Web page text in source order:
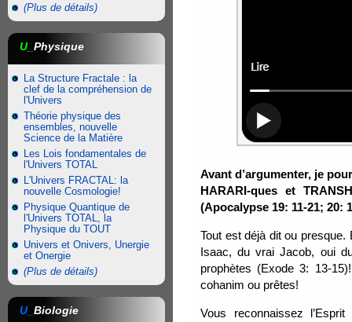
(Plus de détails)
U_ Physique
La Structure Fractale : la
clef de la compréhension de
l'Univers
Théorie physique des
ensembles, nouvelle
Science de la Matière
Les Lois fondamentales de
l'Univers TOTAL
L'Univers FRACTAL: la
nouvelle Cosmologie!
Physique Quantique de
l'Univers TOTAL, la
Physique du TOUT
Univers et Onivers, Unergie
et Onergie
(Plus de détails)
U_ Biologie
Avant d’argumenter, je
HARARI-ques et
(Apocalypse 19: 11-21; 20:
Tout est déjà dit ou
Isaac, du vrai Jacob, oui
prophètes (Exode 3: 13-
cohanim ou prêtes!
Vous reconnaissez